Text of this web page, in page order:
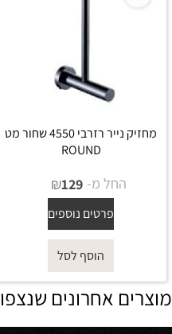
מחזיק נייר רזרבי 4550 שחור מט
ROUND
החל מ- ₪129
פרטים נוספים
הוסף לסל
מוצרים אחרונים שנצפו